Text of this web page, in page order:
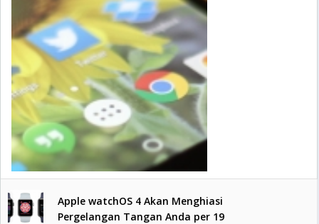
Apple watchOS 4 Akan Menghiasi
Pergelangan Tangan Anda per 19